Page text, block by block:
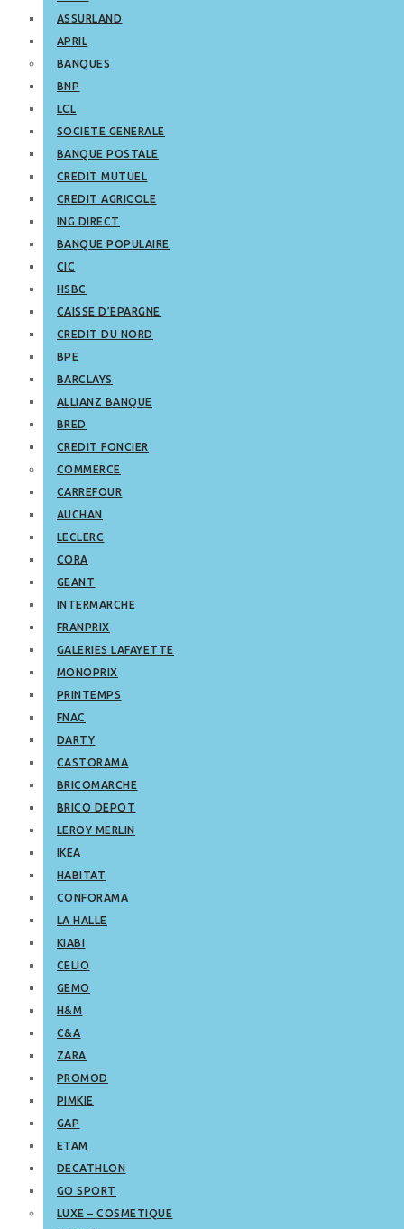
ASSURLAND
APRIL
BANQUES
BNP
LCL
SOCIETE GENERALE
BANQUE POSTALE
CREDIT MUTUEL
CREDIT AGRICOLE
ING DIRECT
BANQUE POPULAIRE
CIC
HSBC
CAISSE D’EPARGNE
CREDIT DU NORD
BPE
BARCLAYS
ALLIANZ BANQUE
BRED
CREDIT FONCIER
COMMERCE
CARREFOUR
AUCHAN
LECLERC
CORA
GEANT
INTERMARCHE
FRANPRIX
GALERIES LAFAYETTE
MONOPRIX
PRINTEMPS
FNAC
DARTY
CASTORAMA
BRICOMARCHE
BRICO DEPOT
LEROY MERLIN
IKEA
HABITAT
CONFORAMA
LA HALLE
KIABI
CELIO
GEMO
H&M
C&A
ZARA
PROMOD
PIMKIE
GAP
ETAM
DECATHLON
GO SPORT
LUXE – COSMETIQUE